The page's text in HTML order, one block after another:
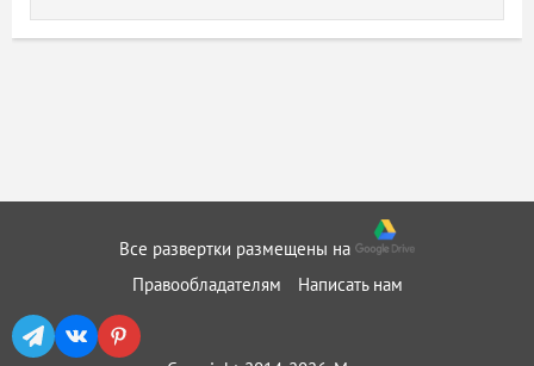
Все развертки размещены на
Правообладателям
Написать нам